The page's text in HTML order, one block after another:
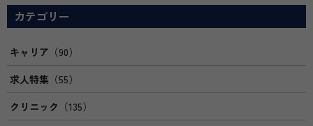
カテゴリー
キャリア （90）
求人特集 （55）
クリニック （135）